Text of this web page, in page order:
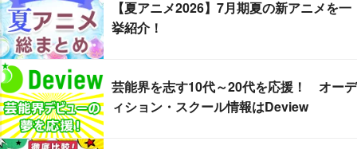
【夏アニメ2026】7月期夏の新アニメを一
挙紹介！
芸能界を志す10代～20代を応援！ オーデ
ィション・スクール情報はDeview